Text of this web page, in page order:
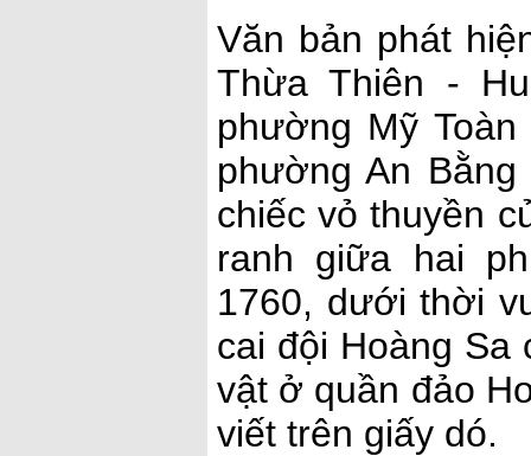
Văn bản phát
Thừa Thiên -
phường Mỹ
phường An
chiếc vỏ thuyền
ranh giữa hai
1760, dưới thời
cai đội Hoàng Sa
vật ở quần đảo
viết trên giấy dó.